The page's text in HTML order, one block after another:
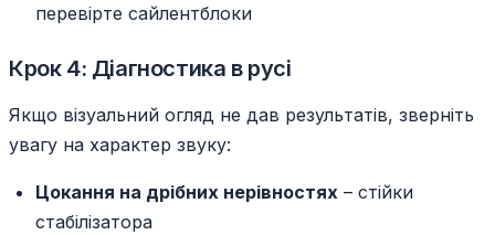
перевірте сайлентблоки
Крок 4: Діагностика в русі
Якщо візуальний огляд не дав результатів, зверніть
увагу на характер звуку:
Цокання на дрібних нерівностях – стійки
стабілізатора